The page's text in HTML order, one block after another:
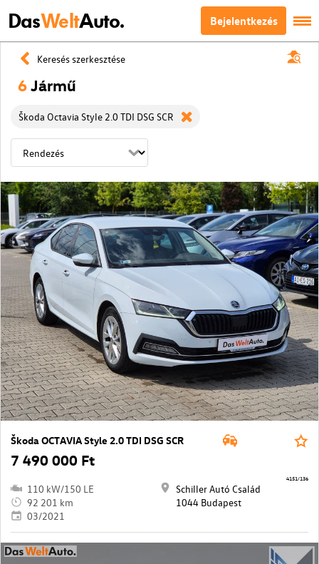
DasWeltAuto. Bejelentkezés
Keresés szerkesztése
6Jármű
Škoda Octavia Style 2.0 TDI DSG SCR
Škoda OCTAVIA Style 2.0 TDI DSG SCR
7 490 000 Ft
110 kW/150 LE
92 201 km
03/2021
Schiller Autó Család
1044 Budapest
4151/136